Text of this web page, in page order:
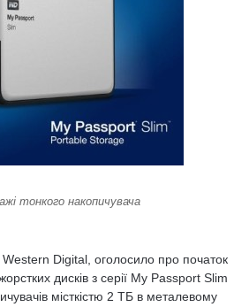
тонкого накопичувача
Western Digital, оголосило про початок
дисків з серії My Passport Slim
місткістю 2 ТБ в металевому